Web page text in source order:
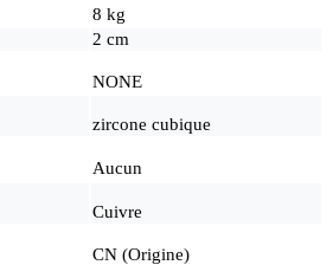
8 kg
2 cm
NONE
zircone cubique
Aucun
Cuivre
CN (Origine)